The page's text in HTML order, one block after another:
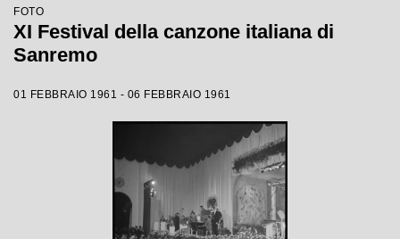
FOTO
XI Festival della canzone italiana di
Sanremo
01 FEBBRAIO 1961 - 06 FEBBRAIO 1961